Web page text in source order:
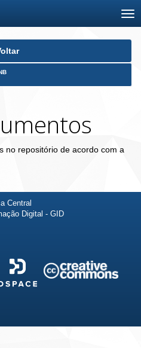
no repositório de acordo com a
Central
Digital - GID